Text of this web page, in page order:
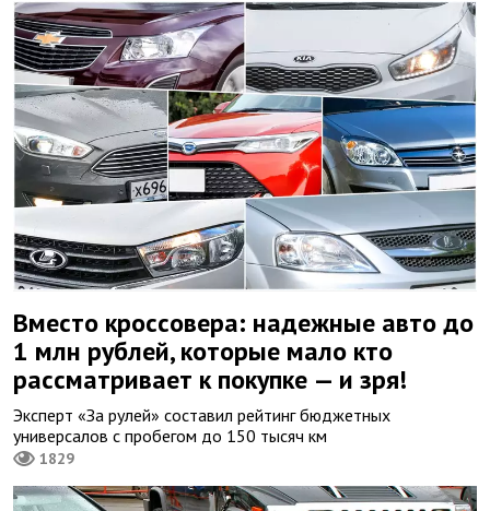
Вместо кроссовера: надежные авто до
1 млн рублей, которые мало кто
рассматривает к покупке — и зря!
Эксперт «За рулей» составил рейтинг бюджетных
универсалов с пробегом до 150 тысяч км
1829